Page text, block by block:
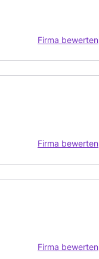
Firma bewerten
Firma bewerten
Firma bewerten